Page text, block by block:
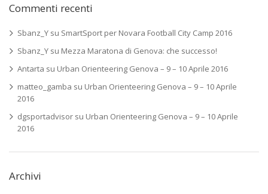
Commenti recenti
Sbanz_Y su SmartSport per Novara Football City Camp 2016
Sbanz_Y su Mezza Maratona di Genova: che successo!
Antarta su Urban Orienteering Genova – 9 – 10 Aprile 2016
matteo_gamba su Urban Orienteering Genova – 9 – 10 Aprile
2016
dgsportadvisor su Urban Orienteering Genova – 9 – 10 Aprile
2016
Archivi